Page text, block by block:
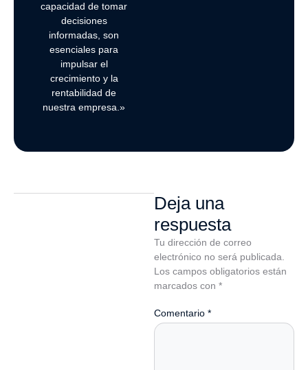
capacidad de tomar
decisiones
informadas, son
esenciales para
impulsar el
crecimiento y la
rentabilidad de
nuestra empresa.»
Deja una
respuesta
Tu dirección de correo
electrónico no será publicada.
Los campos obligatorios están
marcados con *
Comentario *